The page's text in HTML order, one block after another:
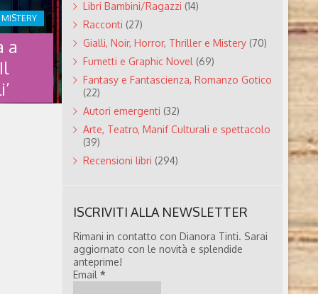
e i
regalato
lavorare
e il
a
Libri Bambini/Ragazzi (14)
Racconti (27)
Gialli, Noir, Horror, Thriller e Mistery(70)
Fumetti e Graphic Novel (69)
Fantasy e Fantascienza, Romanzo Gotico
(22)
Autori emergenti (32)
Arte, Teatro, Manif Culturali e spettacolo
(39)
Recensioni libri (294)
ISCRIVITI ALLA NEWSLETTER
Rimani in contatto con Dianora Tinti. Sarai
aggiornato con le novità e splendide
anteprime!
Email *